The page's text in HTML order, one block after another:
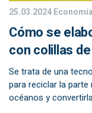
25.03.2024
Cómo se
con colillas
Se trata de una
para reciclar la
océanos y